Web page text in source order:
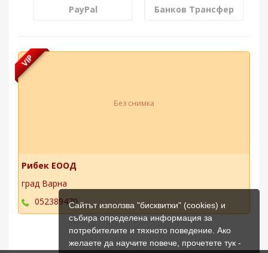
Сайтът използва "бисквитки" (cookies) и
събира определена информация за
потребителите и тяхното поведение. Ако
желаете да научите повече, прочетете тук -
PayPal Банков Трансфер
VIP
Без снимка
Рибек ЕООД
град Варна
052389470